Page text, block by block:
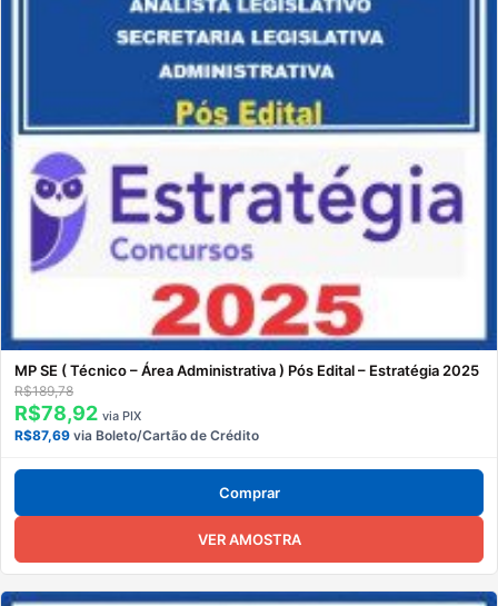
MP SE ( Técnico – Área Administrativa ) Pós Edital – Estratégia 2025
R$189,78
R$78,92 via PIX
R$87,69 via Boleto/Cartão de Crédito
Comprar
VER AMOSTRA